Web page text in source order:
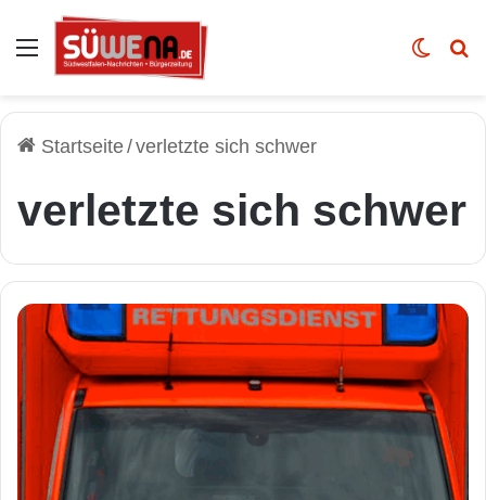
Auswahl Skin
Startseite/verletzte sich schwer
verletzte sich schwer